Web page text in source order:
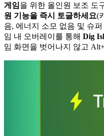
게임을 위한 올인원 보조 도
원 기능을 즉시 토글하세요(
음, 에너지 소모 없음 및 슈
임 내 오버레이를 통해 Dig
임 화면을 벗어나지 않고